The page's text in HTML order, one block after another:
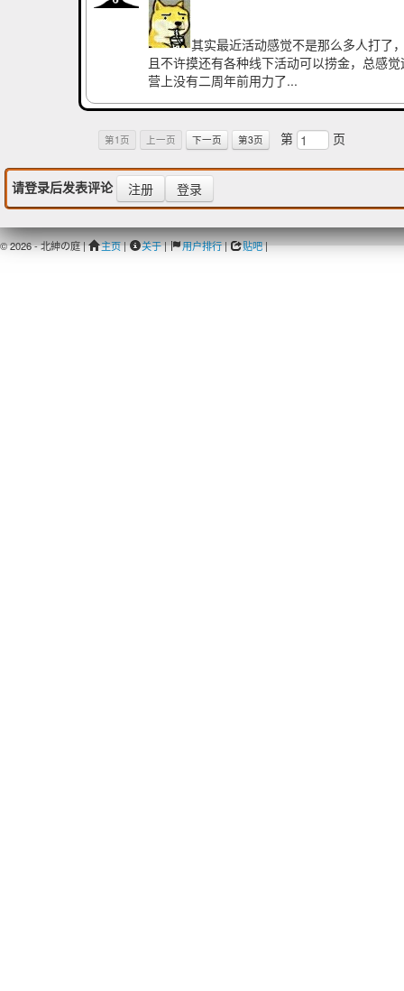
其实最近活动感觉不是那么多人打了
且不许摸还有各种线下活动可以捞金，总感觉
营上没有二周年前用力了...
第1页 上一页 下一页 第3页 第 页
请登录后发表评论 注册 登录
© 2026 - 北紳の庭 | 主页| 关于| 用户排行| 贴吧|